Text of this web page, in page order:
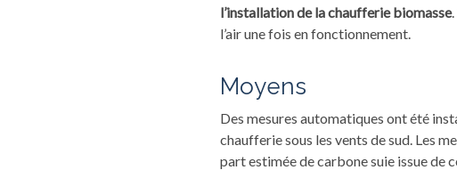
l’installation de la chaufferie biomasse
l’air une fois en fonctionnement.
Moyens
Des mesures automatiques ont été
chaufferie sous les vents de sud. Les
part estimée de carbone suie issue de